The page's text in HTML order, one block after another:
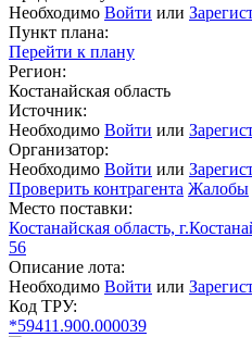
Необходимо Войти или
Пункт плана:
Перейти к плану
Регион:
Костанайская область
Источник:
Необходимо Войти или
Организатор:
Необходимо Войти или
Проверить контрагента Жалобы
Место поставки:
Костанайская область,
56
Описание лота:
Необходимо Войти или
Код ТРУ:
*59411.900.000039